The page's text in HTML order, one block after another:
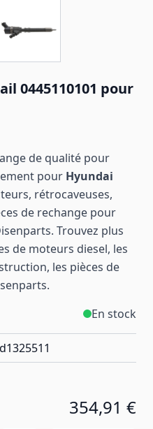
0445110101 pour
de qualité pour
pour Hyundai
rétrocaveuses,
de rechange pour
Trouvez plus
de moteurs diesel, les
les pièces de
En stock
d1325511
354,91 €